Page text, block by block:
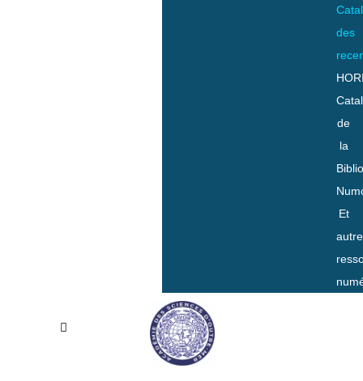
des
de
la
Et